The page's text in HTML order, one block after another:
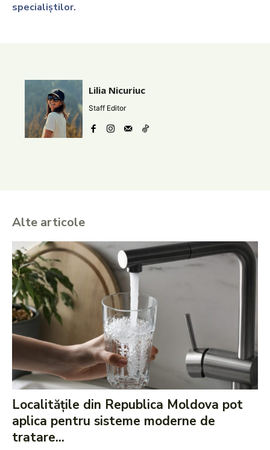
specialiștilor.
Lilia Nicuriuc
Staff Editor
Alte articole
Localitățile din Republica Moldova pot
aplica pentru sisteme moderne de
tratare...